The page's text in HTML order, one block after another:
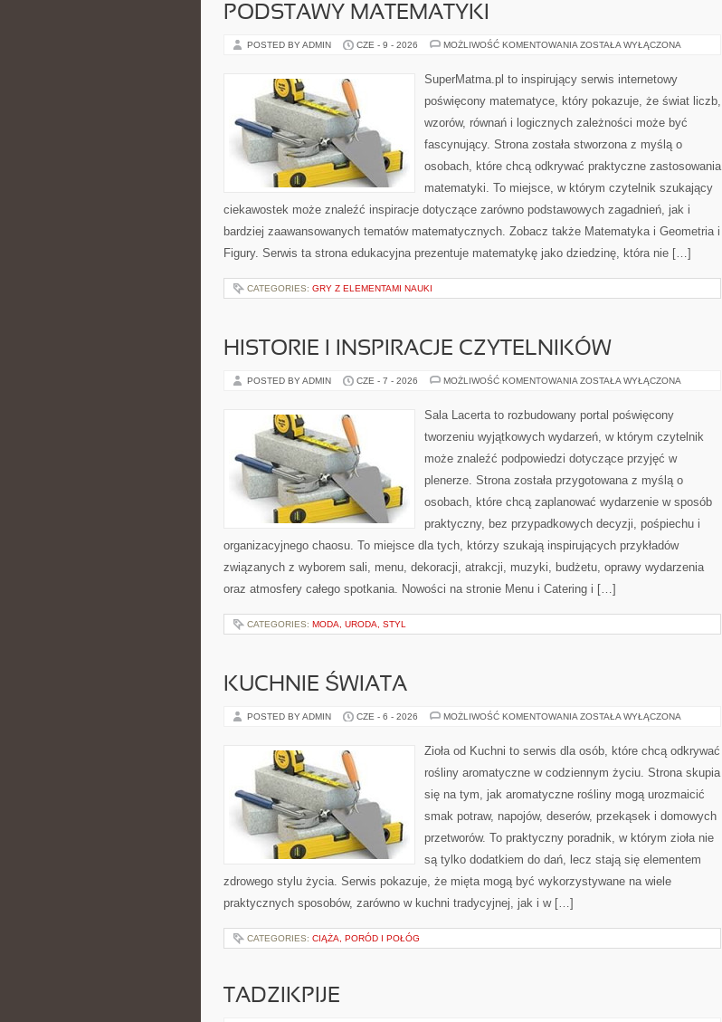
PODSTAWY MATEMATYKI
POSTED BY ADMIN CZE - 9 - 2026 MOŻLIWOŚĆ KOMENTOWANIA PODSTAWY
ZOSTAŁA WYŁĄCZONA
SuperMatma.pl to inspirujący serwis internetowy
poświęcony matematyce, który pokazuje, że świat liczb,
wzorów, równań i logicznych zależności może być
fascynujący. Strona została stworzona z myślą o
osobach, które chcą odkrywać praktyczne zastosowania
matematyki. To miejsce, w którym czytelnik szukający
ciekawostek może znaleźć inspiracje dotyczące zarówno podstawowych zagadnień, jak i
bardziej zaawansowanych tematów matematycznych. Zobacz także Matematyka i Geometria i
Figury. Serwis ta strona edukacyjna prezentuje matematykę jako dziedzinę, która nie […]
CATEGORIES: GRY Z ELEMENTAMI NAUKI
HISTORIE I INSPIRACJE CZYTELNIKÓW
POSTED BY ADMIN CZE - 7 - 2026 MOŻLIWOŚĆ KOMENTOWANIA HISTORIE
CZYTELNIKÓW
ZOSTAŁA WYŁĄCZONA
Sala Lacerta to rozbudowany portal poświęcony
tworzeniu wyjątkowych wydarzeń, w którym czytelnik
może znaleźć podpowiedzi dotyczące przyjęć w
plenerze. Strona została przygotowana z myślą o
osobach, które chcą zaplanować wydarzenie w sposób
praktyczny, bez przypadkowych decyzji, pośpiechu i
organizacyjnego chaosu. To miejsce dla tych, którzy szukają inspirujących przykładów
związanych z wyborem sali, menu, dekoracji, atrakcji, muzyki, budżetu, oprawy wydarzenia
oraz atmosfery całego spotkania. Nowości na stronie Menu i Catering i […]
CATEGORIES: MODA, URODA, STYL
KUCHNIE ŚWIATA
POSTED BY ADMIN CZE - 6 - 2026 MOŻLIWOŚĆ KOMENTOWANIA KUCHNIE
ZOSTAŁA WYŁĄCZONA
Zioła od Kuchni to serwis dla osób, które chcą odkrywać
rośliny aromatyczne w codziennym życiu. Strona skupia
się na tym, jak aromatyczne rośliny mogą urozmaicić
smak potraw, napojów, deserów, przekąsek i domowych
przetworów. To praktyczny poradnik, w którym zioła nie
są tylko dodatkiem do dań, lecz stają się elementem
zdrowego stylu życia. Serwis pokazuje, że mięta mogą być wykorzystywane na wiele
praktycznych sposobów, zarówno w kuchni tradycyjnej, jak i w […]
CATEGORIES: CIĄŻA, PORÓD I POŁÓG
TADZIKPIJE